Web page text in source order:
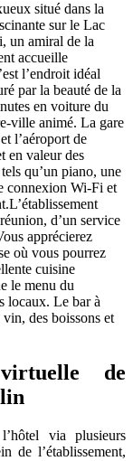
situé dans la
sur le Lac
un amiral de la
accueille
l’endroit idéal
par la beauté de la
en voiture du
ville animé. La gare
l’aéroport de
en valeur des
qu’un piano, une
connexion Wi-Fi et
d’un service
apprécierez
où vous pourrez
cuisine
le menu du
locaux. Le bar à
des boissons et
de
via plusieurs
de l’établissement,